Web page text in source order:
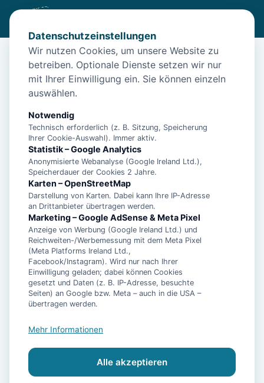
/Unterkünfte /Norden/
Sanddüne by Interhome Norden – Nordsee-Urlaub in Norden
Sanddüne by Interhome Norden –
Nordsee-Urlaub in Norden
26506 Norden
Ausstattung
WLAN
Datenschutzeinstellungen
Wir nutzen Cookies, um unsere Website zu
betreiben. Optionale Dienste setzen wir nur
mit Ihrer Einwilligung ein. Sie können einzeln
auswählen.
Notwendig
Technisch erforderlich (z. B. Sitzung, Speicherung
Ihrer Cookie-Auswahl). Immer aktiv.
Statistik – Google Analytics
Anonymisierte Webanalyse (Google Ireland Ltd.),
Speicherdauer der Cookies 2 Jahre.
Karten – OpenStreetMap
Darstellung von Karten. Dabei kann Ihre IP-Adresse
an Drittanbieter übertragen werden.
Marketing – Google AdSense & Meta Pixel
Anzeige von Werbung (Google Ireland Ltd.) und
Reichweiten-/Werbemessung mit dem Meta Pixel
(Meta Platforms Ireland Ltd.,
Facebook/Instagram). Wird nur nach Ihrer
Einwilligung geladen; dabei können Cookies
gesetzt und Daten (z. B. IP-Adresse, besuchte
Seiten) an Google bzw. Meta – auch in die USA –
übertragen werden.
Mehr Informationen
Alle akzeptieren